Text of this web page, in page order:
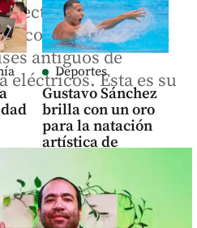
su
Deportes
Gustavo Sánchez
brilla con un oro
para la natación
artística de
Juegos
Centroamericanos
share
Vectorial avanza en
con Ruta N para la
antiguos de
eléctricos. Esta es su